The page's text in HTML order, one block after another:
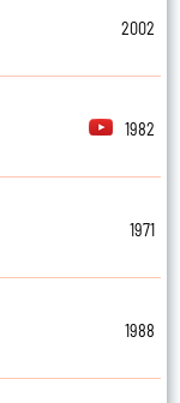
2002
1982
1971
1988